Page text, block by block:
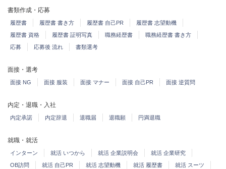
書類作成・応募
履歴書 履歴書 書き方 履歴書 自己PR
履歴書 志望動機
履歴書 資格
履歴書 証明写真 職務経歴書
職務経歴書 書き方
応募
応募後 流れ 書類選考
面接・選考
面接 NG 面接 服装 面接 マナー 面接 自己PR 面接 逆質問
内定・退職・入社
内定承諾 内定辞退 退職届 退職願 円満退職
就職・就活
インターン 就活 いつから 就活 企業説明会
就活 企業研究
OB訪問
就活 自己PR 就活 志望動機 就活 履歴書
就活 スーツ